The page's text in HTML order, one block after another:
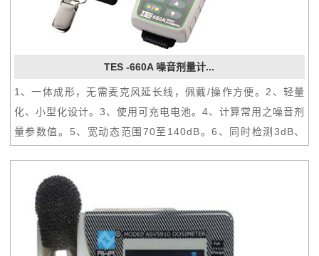
TES -660A 噪音剂量计...
1、一体成形，无需麦克风延长线，佩戴/操作方便。2、轻量
化、小型化设计。3、使用可充电电池。4、计算常用之噪音剂
量参数值。5、宽动态范围70至140dB。6、同时检测3dB、